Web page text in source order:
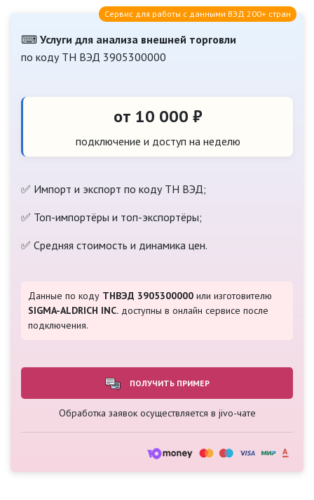
⌨ Услуги для анализа внешней торговли
по коду ТН ВЭД 3905300000
Сервис для работы с данными ВЭД 200+ стран
от 10 000 ₽
подключение и доступ на неделю
✅ Импорт и экспорт по коду ТН ВЭД;
✅ Топ-импортёры и топ-экспортёры;
✅ Средняя стоимость и динамика цен.
Данные по коду ТНВЭД 3905300000 или изготовителю
SIGMA-ALDRICH INC. доступны в онлайн сервисе после
подключения.
ПОЛУЧИТЬ ПРИМЕР
Обработка заявок осуществляется в jivo-чате